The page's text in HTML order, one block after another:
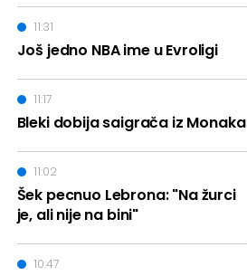
Još jedno NBA ime u Evroligi
11:31
Bleki dobija saigrača iz Monaka
11:17
Šek pecnuo Lebrona: "Na žurci
je, ali nije na bini"
11:02
10:47